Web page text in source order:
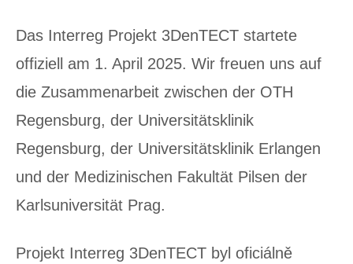
Das Interreg Projekt 3DenTECT startete
offiziell am 1. April 2025. Wir freuen uns auf
die Zusammenarbeit zwischen der OTH
Regensburg, der Universitätsklinik
Regensburg, der Universitätsklinik Erlangen
und der Medizinischen Fakultät Pilsen der
Karlsuniversität Prag.
Projekt Interreg 3DenTECT byl oficiálně